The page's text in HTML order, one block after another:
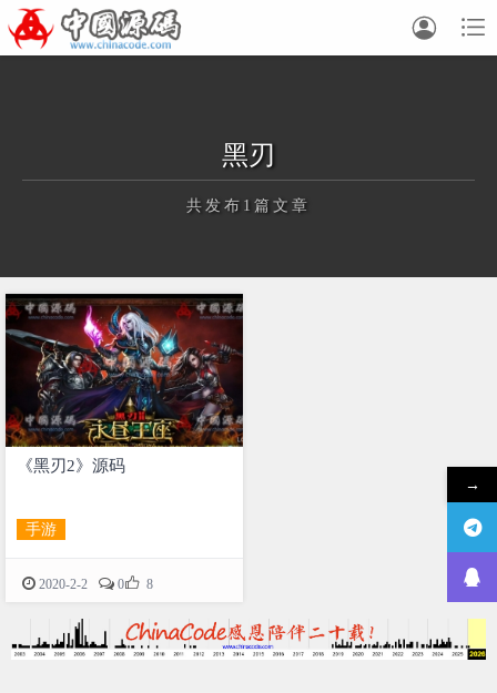


黑刃
共发布1篇文章
《黑刃2》源码
手游
2020-2-2 0 8
→